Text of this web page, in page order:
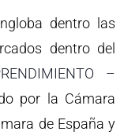
dentro las
dentro del
–
por la Cámara
de España y